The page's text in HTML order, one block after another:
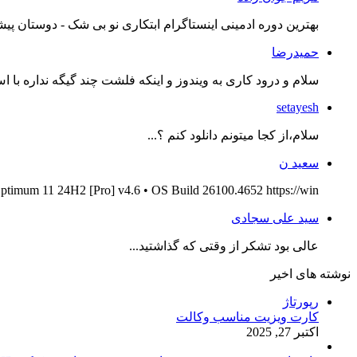
بهترین دوره ادمینی اینستاگرام ابتکاری نو بی شک - دوستان
حمیدرضا
سلام و درود کاری به ویندوز و اینکه فلشت چند گیگه نداره با
setayesh
سلام،از کجا میتونم دانلود کنم ؟...
سعید ن
11 24H2 [Pro] v4.6 • OS Build 26100.4652 https://win...
سید علی سجادی
عالی بود تشکر از وقتی که گذاشتید...
نوشته های اخیر
رپورتاژ
کارت ویزیت مناسب وکالت
اکتبر 27, 2025